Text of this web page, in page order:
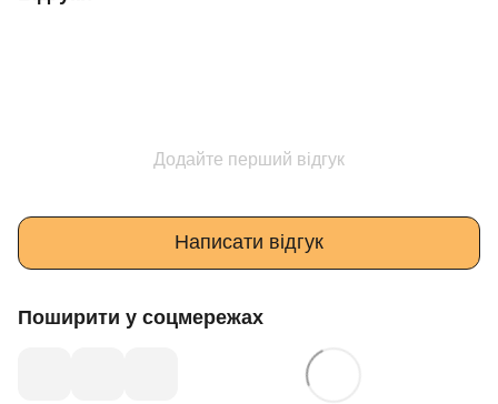
Додайте перший відгук
Написати відгук
Поширити у соцмережах